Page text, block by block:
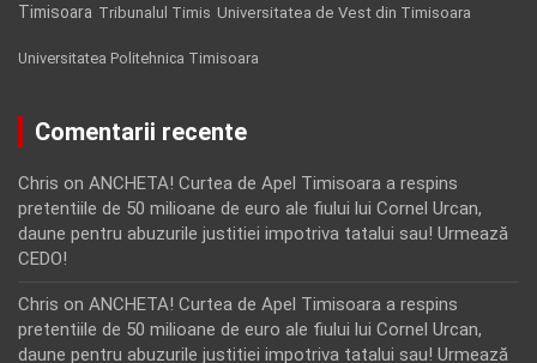
Timisoara Tribunalul Timis Universitatea de Vest din Timisoara
Universitatea Politehnica Timisoara
Comentarii recente
Chris on ANCHETA! Curtea de Apel Timisoara a respins
pretentiile de 50 milioane de euro ale fiului lui Cornel Urcan,
daune pentru abuzurile justitiei impotriva tatalui sau! Urmează
CEDO!
Chris on ANCHETA! Curtea de Apel Timisoara a respins
pretentiile de 50 milioane de euro ale fiului lui Cornel Urcan,
daune pentru abuzurile justitiei impotriva tatalui sau! Urmează